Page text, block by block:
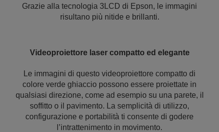
Grazie alla tecnologia 3LCD di Epson, le immagini
risultano più nitide e brillanti.
Videoproiettore laser compatto ed elegante
Le immagini di questo videoproiettore compatto di
colore verde ghiaccio possono essere proiettate in
qualsiasi direzione, come ad esempio su una parete, il
soffitto o il pavimento. La semplicità di utilizzo,
configurazione e portabilità ti consente di godere
l’intrattenimento in movimento.